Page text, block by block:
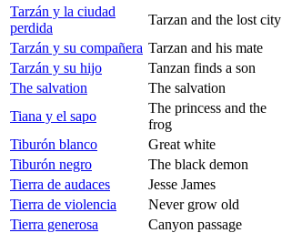
Tarzán y la ciudad
perdida
Tarzan and the lost city
Tarzán y su compañera Tarzan and his mate
Tarzán y su hijo
Tanzan finds a son
The salvation
The salvation
Tiana y el sapo
The princess and the
frog
Tiburón blanco
Great white
Tiburón negro
The black demon
Tierra de audaces
Jesse James
Tierra de violencia
Never grow old
Tierra generosa
Canyon passage